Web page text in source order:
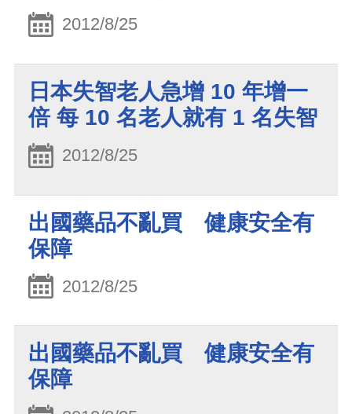
2012/8/25
日本失智老人急增 10 年增一
倍 每 10 名老人就有 1 名失智
2012/8/25
出國藥品不亂買 健康安全有
保障
2012/8/25
出國藥品不亂買 健康安全有
保障